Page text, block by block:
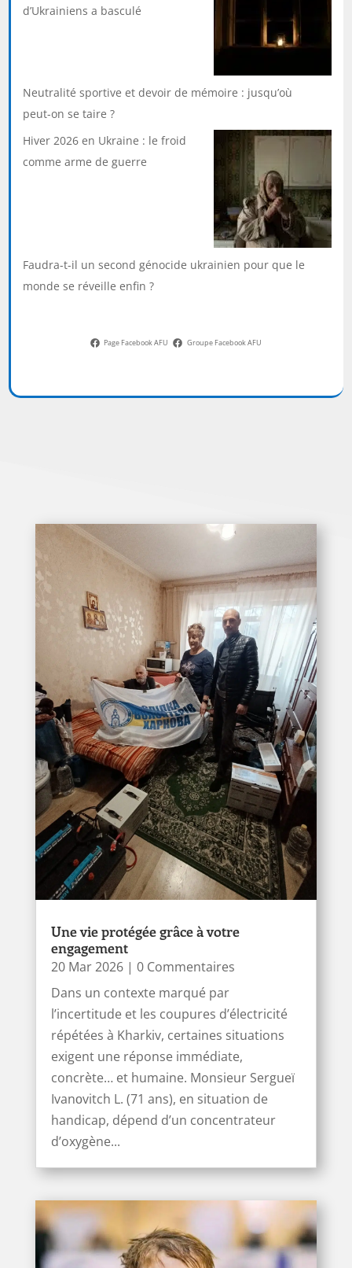
d’Ukrainiens a basculé
Neutralité sportive et devoir de mémoire : jusqu’où
peut-on se taire ?
Hiver 2026 en Ukraine : le froid
comme arme de guerre
Faudra-t-il un second génocide ukrainien pour que le
monde se réveille enfin ?
Page Facebook AFU Groupe Facebook AFU
Une vie protégée grâce à votre
engagement
20 Mar 2026| 0 Commentaires
Dans un contexte marqué par
l’incertitude et les coupures d’électricité
répétées à Kharkiv, certaines situations
exigent une réponse immédiate,
concrète… et humaine. Monsieur Sergueï
Ivanоvitch L. (71 ans), en situation de
handicap, dépend d’un concentrateur
d’oxygène...